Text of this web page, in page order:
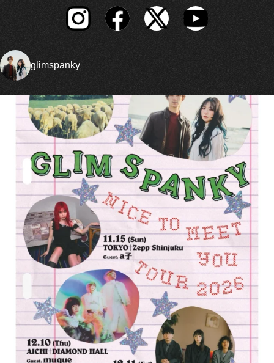
glimspanky